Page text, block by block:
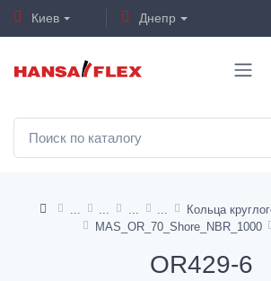
Киев Днепр
Кольца
MAS_OR_70_Shore_NBR_1000
OR429-6